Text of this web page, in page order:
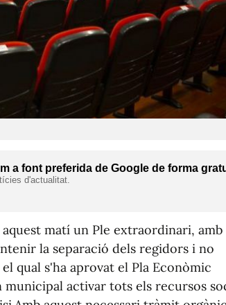
a font preferida de Google de forma
d'actualitat.
matí un Ple extraordinari,
la separació dels regidors i no
qual s'ha aprovat el Pla Econòmic
activar tots els recursos